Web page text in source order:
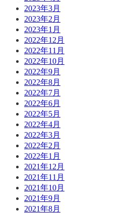
2023年3月
2023年2月
2023年1月
2022年12月
2022年11月
2022年10月
2022年9月
2022年8月
2022年7月
2022年6月
2022年5月
2022年4月
2022年3月
2022年2月
2022年1月
2021年12月
2021年11月
2021年10月
2021年9月
2021年8月